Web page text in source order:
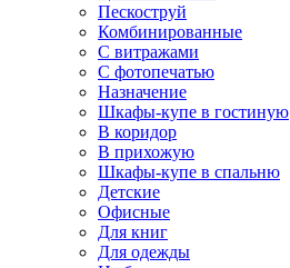
Пескоструй
Комбинированные
С витражами
С фотопечатью
Назначение
Шкафы-купе в гостиную
В коридор
В прихожую
Шкафы-купе в спальню
Детские
Офисные
Для книг
Для одежды